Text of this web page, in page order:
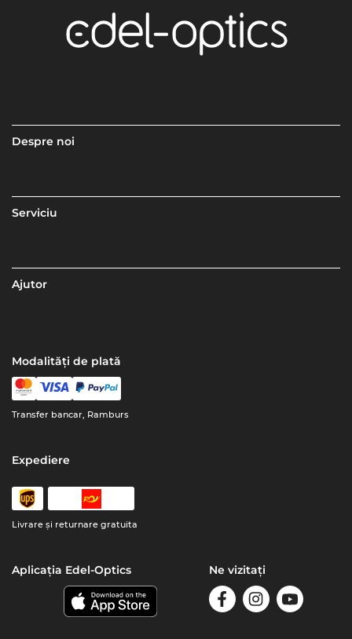
Despre noi
Serviciu
Ajutor
Modalități de plată
Transfer bancar, Ramburs
Expediere
Livrare şi returnare gratuita
Aplicația Edel-Optics Ne vizitați